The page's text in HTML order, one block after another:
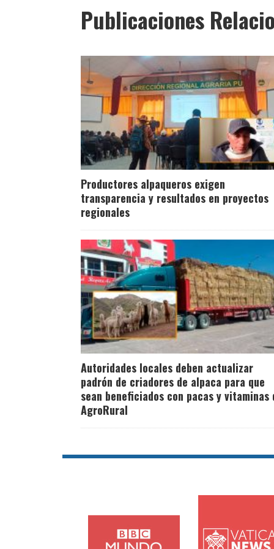
Publicaciones
Productores alpaqueros exigen
transparencia y resultados en proyectos
regionales
Autoridades locales deben actualizar
padrón de criadores de alpaca para que
sean beneficiados con pacas y vitaminas
AgroRural